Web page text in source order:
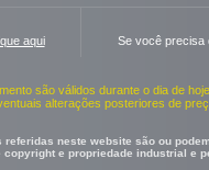
aqui Se você precisa
são válidos durante o dia de
alterações posteriores de
referidas neste website são ou
copyright e propriedade industrial e